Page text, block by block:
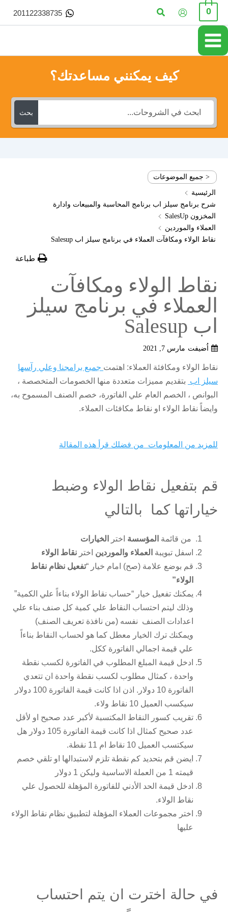
0 البحث 201122338735
كيف يمكنني مساعدتك؟
بحث
< جميع الموضوعات
الرئيسية
شرح برنامج سيلز اب برنامج المحاسبة والمبيعات وادارة
المخزون SalesUp
العملاء والموردين
نقاط الولاء ومكافآت العملاء في برنامج سيلز اب Salesup
طباعة
نقاط الولاء ومكافآت
العملاء في برنامج سيلز
اب Salesup
اُضيفت مارس 7, 2021
نقاط الولاء ومكافئة العملاء: اهتمت جميع برامجنا وعلي رآسها
سيلز اب بتقديم مميزات متعددة منها الخصومات المتخصصة ،
البوانص ، الخصم العام علي الفاتورة، خصم الصنف المسموح به،
وايضاً نقاط الولاء او نقاط مكافئات العملاء.
للمزيد من المعلومات من فضلك قرأ هذه المقالة
قم بتفعيل نقاط الولاء وضبط
خياراتها كما بالتالي
من قائمة المؤسسة اختر
الخيارات
اسفل تبويبة العملاء والموردين اختر نقاط الولاء
قم بوضع علامة (صح) امام خيار “تفعيل نظام نقاط
الولاء”
يمكنك تفعيل خيار “حساب نقاط الولاء بناءاً علي الكمية”
وذلك ليتم احتساب النقاط علي كمية كل صنف بناء علي
اعدادات الصنف نفسه (من نافذة تعريف الصنف)
ويمكنك ترك الخيار معطل كما هو لحساب النقاط بناءاً
علي قيمة اجمالي الفاتورة ككل.
ادخل قيمة المبلغ المطلوب في الفاتورة لكسب نقطة
واحدة ، كمثال مطلوب لكسب نقطة واحدة ان تتعدي
الفاتورة 10 دولار. اذن اذا كانت قيمة الفاتورة 100 دولار
سيكسب العميل 10 نقاط ولاء.
تقريب كسور النقاط المكتسبة لأكبر عدد صحيح او لأقل
عدد صحيح كمثال اذا كانت قيمة الفاتورة 105 دولار هل
سيكتسب العميل 10 نقاط ام 11 نقطة.
ايضن قم بتحديد كم نقطة تلزم لاستبدالها او تلقي خصم
قيمته 1 من العملة الاساسية وليكن 1 دولار
ادخل قيمة الحد الأدني للفاتورة المؤهلة للحصول علي
نقاط الولاء.
اختر مجموعات العملاء المؤهلة لتطبيق نظام نقاط الولاء
عليها
في حالة اخترت ان يتم احتساب